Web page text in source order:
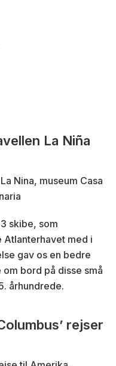
La Niña
skibe, som
med i
gav os en bedre
bord på disse små
århundrede.
rejser